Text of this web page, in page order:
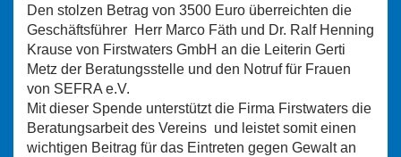
Den stolzen Betrag von 3500 Euro überreichten die
Geschäftsführer Herr Marco Fäth und Dr. Ralf Henning
Krause von Firstwaters GmbH an die Leiterin Gerti
Metz der Beratungsstelle und den Notruf für Frauen
von SEFRA e.V.
Mit dieser Spende unterstützt die Firma Firstwaters die
Beratungsarbeit des Vereins und leistet somit einen
wichtigen Beitrag für das Eintreten gegen Gewalt an